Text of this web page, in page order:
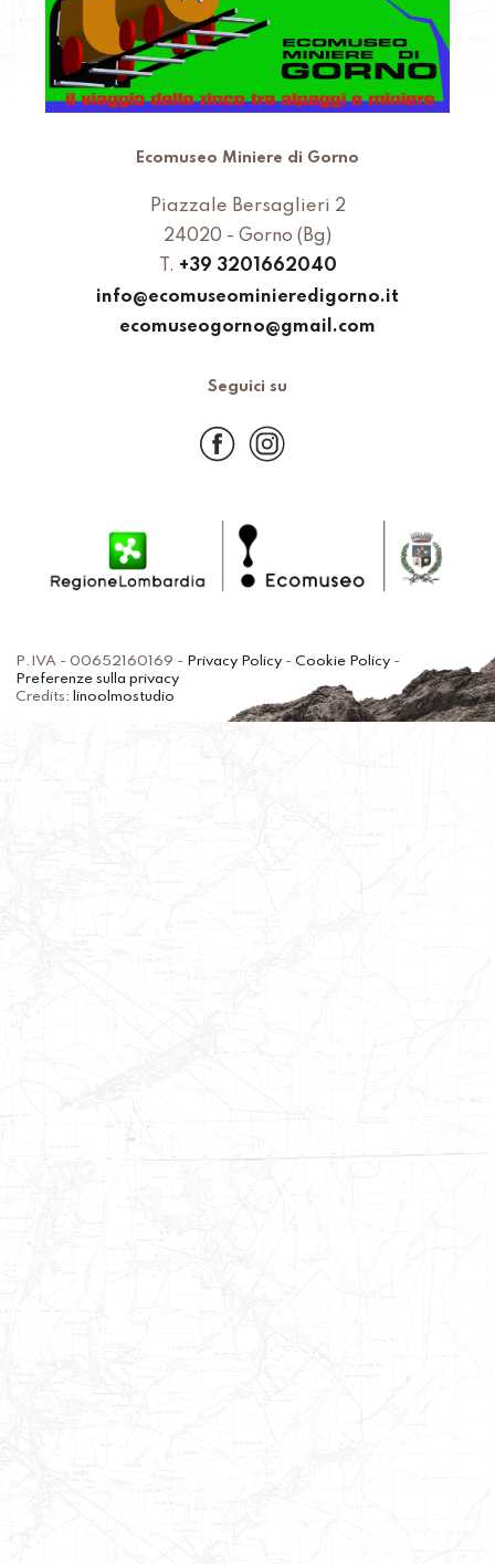
Ecomuseo Miniere di Gorno
Piazzale Bersaglieri 2
24020 - Gorno (Bg)
T. +39 3201662040
info@ecomuseominieredigorno.it
ecomuseogorno@gmail.com
Seguici su
P.IVA - 00652160169 - Privacy Policy -Cookie Policy -
Preferenze sulla privacy
Credits: linoolmostudio